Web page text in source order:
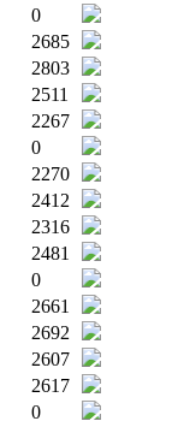
0
2685
2803
2511
2267
0
2270
2412
2316
2481
0
2661
2692
2607
2617
0